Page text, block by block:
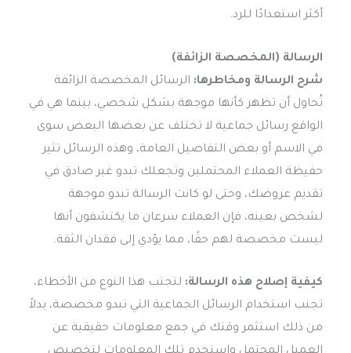
أكثر استعدادًا للرد.
الرسالة (المخصصة الزائفة)
شرح الرسالة ومخاطرها: الرسائل المخصصة الزائفة
تُحاول أن تظهر كأنها موجهة بشكل شخصي، بينما هي في
الواقع رسائل جماعية لا تختلف عن بعضها البعض سوى
في الاسم أو بعض التفاصيل العامة، وهذه الرسائل تثير
حفيظة العملاء المحتملين وتجعلك تبدو غير صادق في
تقديم عروضك، وحتى لو كانت الرسالة تبدو موجهة
لشخص بعينه، فإن العملاء سرعان ما يكتشفون أنها
ليست مخصصة لهم حقًا، مما يؤدي إلى فقدان الثقة.
كيفية إصلاح هذه الرسالة: لتجنب هذا النوع من الأخطاء،
تجنب استخدام الرسائل الجماعية التي تبدو مخصصة، بدلاً
من ذلك استثمر وقتك في جمع معلومات حقيقية عن